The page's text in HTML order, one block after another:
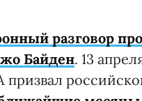
разговор
Байден. 13